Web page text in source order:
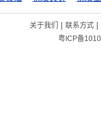
关于我们 | 联系方式|
粤ICP备